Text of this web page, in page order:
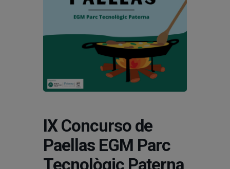
IX Concurso de
Paellas EGM Parc
Tecnològic Paterna